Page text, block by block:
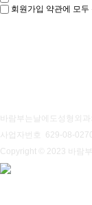
회원가입 약관에 모두
바람부는날에도성형외과
사업자번호 629-08-
Copyright © 2023 바람